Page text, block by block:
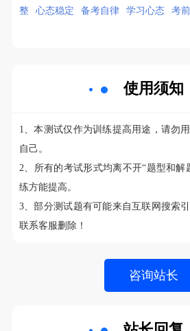
整
心态稳定 备考自律 学习心态 考
使用须知
1、本测试仅作为训练提高用途，请勿
自己。
2、所有的考试形式均离不开“题型和解
练方能提高。
3、部分测试题有可能来自互联网搜索
联系客服删除！